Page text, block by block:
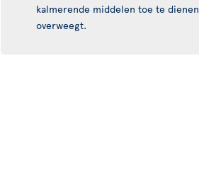
kalmerende middelen toe te
overweegt.